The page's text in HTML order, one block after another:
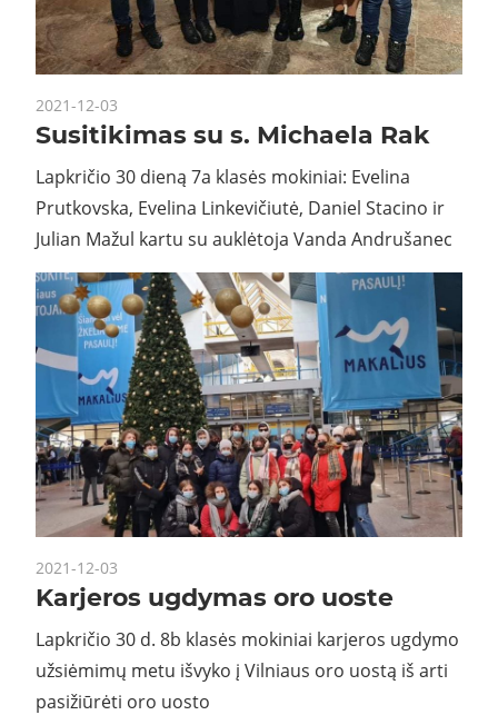
2021-12-03
Susitikimas su s. Michaela Rak
Lapkričio 30 dieną 7a klasės mokiniai: Evelina
Prutkovska, Evelina Linkevičiutė, Daniel Stacino ir
Julian Mažul kartu su auklėtoja Vanda Andrušanec
2021-12-03
Karjeros ugdymas oro uoste
Lapkričio 30 d. 8b klasės mokiniai karjeros ugdymo
užsiėmimų metu išvyko į Vilniaus oro uostą iš arti
pasižiūrėti oro uosto